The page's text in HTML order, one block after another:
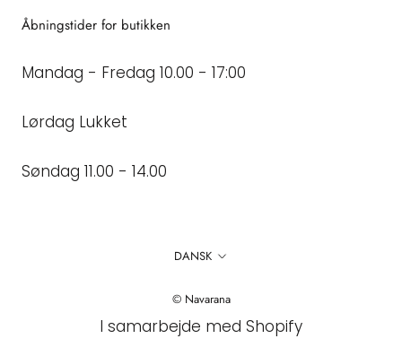
Åbningstider for butikken
Mandag - Fredag 10.00 - 17:00
Lørdag Lukket
Søndag 11.00 - 14.00
Sprog
DANSK
© Navarana
I samarbejde med Shopify